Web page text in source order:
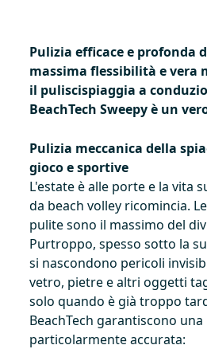
Pulizia efficace e profonda
massima flessibilità e
il puliscispiaggia a
BeachTech Sweepy è un
Pulizia meccanica della
gioco e sportive
L'estate è alle porte e la vita
da beach volley ricomincia.
pulite sono il massimo del
Purtroppo, spesso sotto la
si nascondono pericoli
vetro, pietre e altri oggetti
solo quando è già troppo
BeachTech garantiscono una
particolarmente accurata: